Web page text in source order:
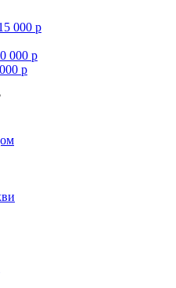
000 р
000 р
р